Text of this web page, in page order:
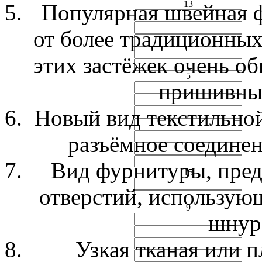
13
5
15
9
Популярная швейная
от более
этих застёжек очень
Новый вид
разъёмное
Вид фурнитуры,
отверстий,
Узкая тканая или